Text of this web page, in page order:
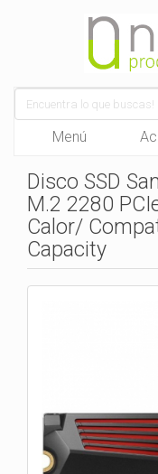
Menú
Disco SSD
M.2 2280
Calor/
Capacity